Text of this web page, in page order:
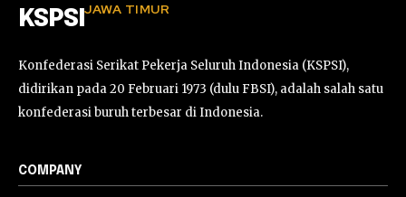
KSPSI JAWA TIMUR
Konfederasi Serikat Pekerja Seluruh Indonesia (KSPSI),
didirikan pada 20 Februari 1973 (dulu FBSI), adalah salah satu
konfederasi buruh terbesar di Indonesia.
COMPANY